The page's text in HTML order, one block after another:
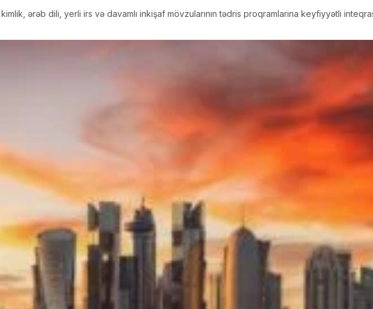
ərəb dili, yerli irs və davamlı inkişaf mövzularının tədris proqramlarına keyfiyyətli